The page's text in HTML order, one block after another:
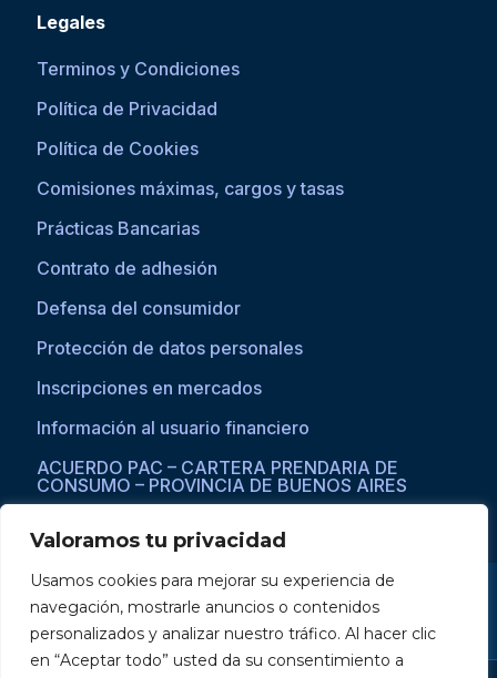
Valoramos tu privacidad
Usamos cookies para mejorar su experiencia de
navegación, mostrarle anuncios o contenidos
personalizados y analizar nuestro tráfico. Al hacer clic
en “Aceptar todo” usted da su consentimiento a
Legales
Terminos y Condiciones
Política de Privacidad
Política de Cookies
Comisiones máximas, cargos y tasas
Prácticas Bancarias
Contrato de adhesión
Defensa del consumidor
Protección de datos personales
Inscripciones en mercados
Información al usuario financiero
ACUERDO PAC – CARTERA PRENDARIA DE
CONSUMO – PROVINCIA DE BUENOS AIRES
Si asistís a una persona con dificultades visuales para acceder a la
web, por favor ingresar a través del explorador Microsoft Edge,
donde se habilita la opción de reproducción de texto a voz